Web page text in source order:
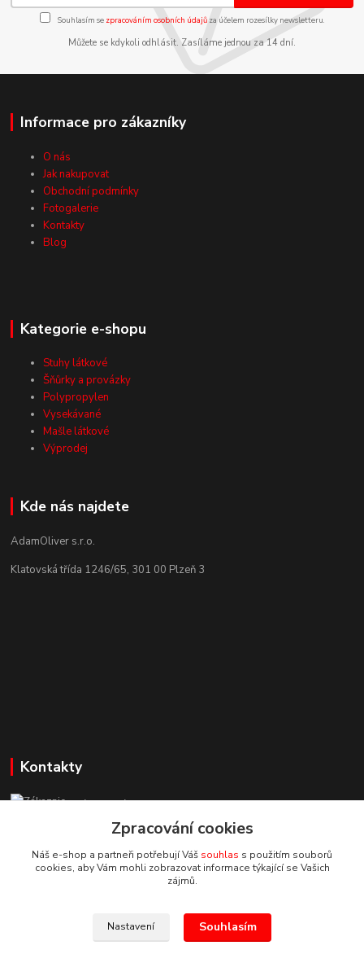
Souhlasím se zpracováním osobních údajůza účelem rozesílky newsletteru.
Můžete se kdykoli odhlásit. Zasíláme jednou za 14 dní.
Informace pro zákazníky
O nás
Jak nakupovat
Obchodní podmínky
Fotogalerie
Kontakty
Blog
Kategorie e-shopu
Stuhy látkové
Šňůrky a provázky
Polypropylen
Vysekávané
Mašle látkové
Výprodej
Kde nás najdete
AdamOliver s.r.o.
Klatovská třída 1246/65, 301 00 Plzeň 3
Kontakty
Zákaznická podpora StuhyLevně.cz
+420 725 618 353
(Po-Pá, 8-16 hod.)
adamoliver@seznam.cz
Zpracování cookies
Náš e-shop a partneři potřebují Váš souhlas s použitím souborů
cookies, aby Vám mohli zobrazovat informace týkající se Vašich
zájmů.
Nastavení Souhlasím